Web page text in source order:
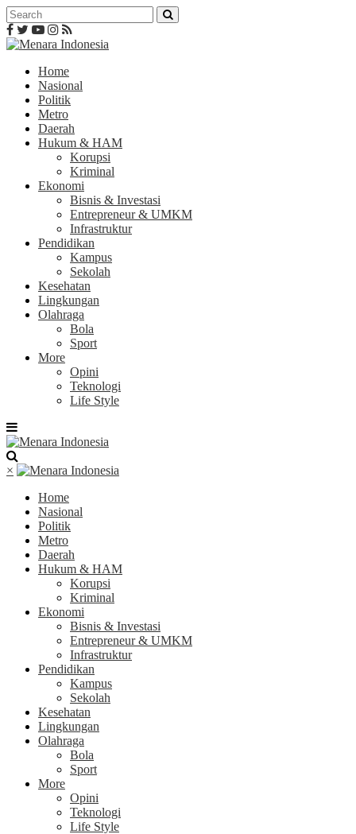
Home
Nasional
Politik
Metro
Daerah
Hukum & HAM
Korupsi
Kriminal
Ekonomi
Bisnis & Investasi
Entrepreneur & UMKM
Infrastruktur
Pendidikan
Kampus
Sekolah
Kesehatan
Lingkungan
Olahraga
Bola
Sport
More
Opini
Teknologi
Life Style
×
Home
Nasional
Politik
Metro
Daerah
Hukum & HAM
Korupsi
Kriminal
Ekonomi
Bisnis & Investasi
Entrepreneur & UMKM
Infrastruktur
Pendidikan
Kampus
Sekolah
Kesehatan
Lingkungan
Olahraga
Bola
Sport
More
Opini
Teknologi
Life Style